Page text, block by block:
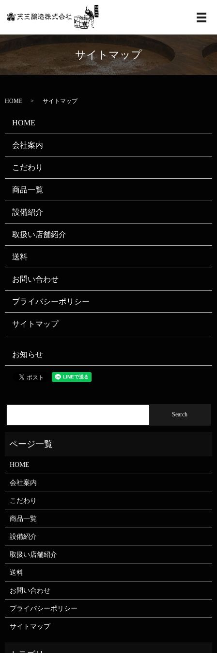
メ
サイトマップ
HOME サイトマップ
HOME
会社案内
こだわり
商品一覧
設備紹介
取扱い店舗紹介
送料
お問い合わせ
プライバシーポリシー
サイトマップ
お知らせ
HOME
会社案内
こだわり
商品一覧
設備紹介
取扱い店舗紹介
送料
お問い合わせ
プライバシーポリシー
サイトマップ